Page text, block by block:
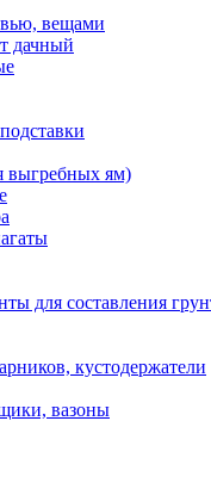
вещами
дачный
выгребных ям)
для составления
кустодержатели
вазоны